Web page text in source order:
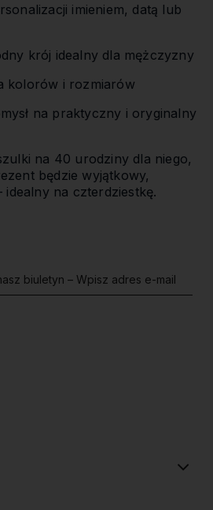
imieniem, datą lub
krój idealny dla mężczyzny
kolorów i rozmiarów
na praktyczny i oryginalny
na 40 urodziny dla niego,
będzie wyjątkowy,
idealny na czterdziestkę.
biuletyn – Wpisz adres e-mail